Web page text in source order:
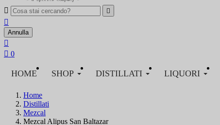
 

Annulla

 0
HOME SHOP DISTILLATI LIQUORI
Home
Distillati
Mezcal
Mezcal Alipus San Baltazar